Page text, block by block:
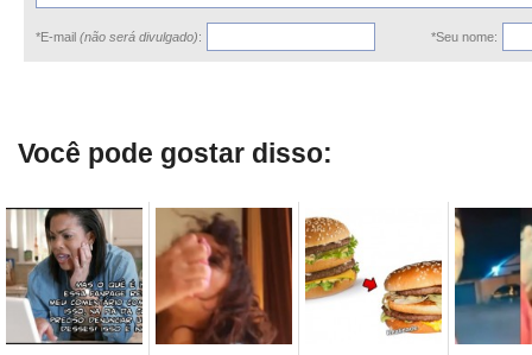
*E-mail (não será divulgado): *Seu nome:
Você pode gostar disso: